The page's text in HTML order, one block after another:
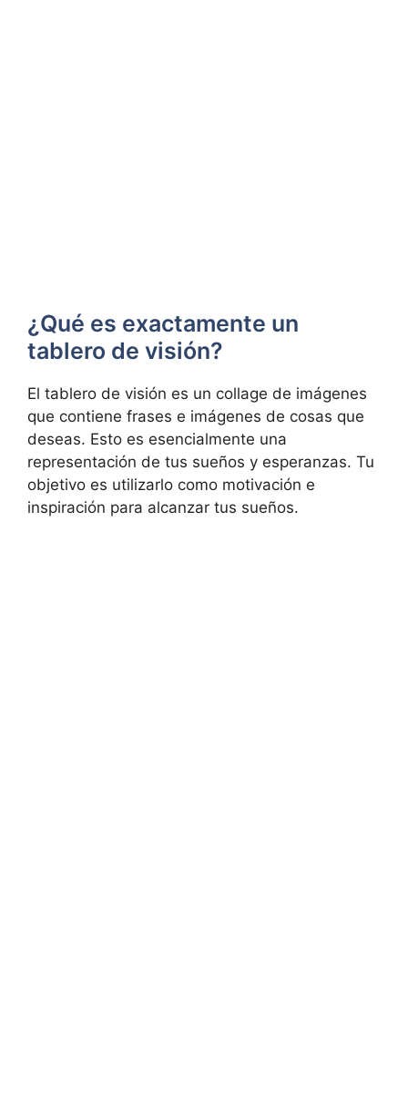
¿Qué es exactamente un
tablero de visión?
El tablero de visión es un collage de imágenes
que contiene frases e imágenes de cosas que
deseas. Esto es esencialmente una
representación de tus sueños y esperanzas. Tu
objetivo es utilizarlo como motivación e
inspiración para alcanzar tus sueños.